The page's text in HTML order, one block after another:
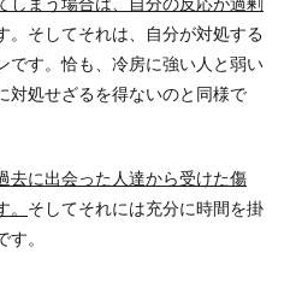
。そしてそれは、自分が対処する
です。恰も、冷房に強い人と弱い
対処せざるを得ないのと同様で
去に出会った人達から受けた傷
そしてそれには充分に時間を掛
。